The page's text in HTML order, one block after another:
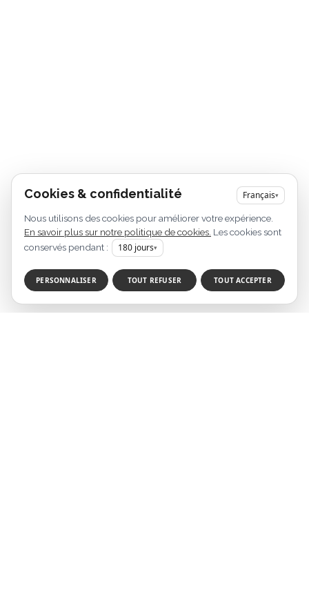
Cookies & confidentialité Français▾
Nous utilisons des cookies pour améliorer votre expérience.
En savoir plus sur notre politique de cookies. Les cookies sont
conservés pendant :
180 jours▾
PERSONNALISER TOUT REFUSER TOUT ACCEPTER